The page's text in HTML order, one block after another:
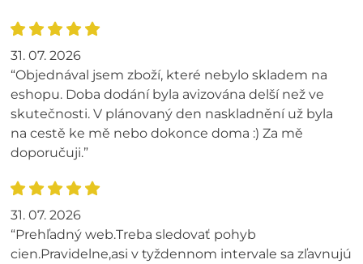
31. 07. 2026
“Objednával jsem zboží, které nebylo skladem na
eshopu. Doba dodání byla avizována delší než ve
skutečnosti. V plánovaný den naskladnění už byla
na cestě ke mě nebo dokonce doma :) Za mě
doporučuji.”
31. 07. 2026
“Prehľadný web.Treba sledovať pohyb
cien.Pravidelne,asi v tyždennom intervale sa zľavnujú